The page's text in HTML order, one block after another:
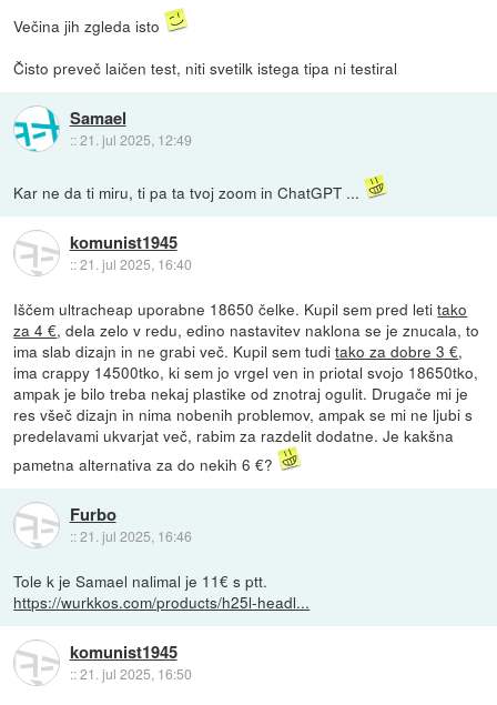
Večina jih zgleda isto
Čisto preveč laičen test, niti svetilk istega tipa ni testiral
Samael
::21. jul 2025, 12:49
Kar ne da ti miru, ti pa ta tvoj zoom in ChatGPT ...
komunist1945
::21. jul 2025, 16:40
Iščem ultracheap uporabne 18650 čelke. Kupil sem pred letitako
za 4 €, dela zelo v redu, edino nastavitev naklona se je znucala, to
ima slab dizajn in ne grabi več. Kupil sem tuditako za dobre 3 €,
ima crappy 14500tko, ki sem jo vrgel ven in priotal svojo 18650tko,
ampak je bilo treba nekaj plastike od znotraj ogulit. Drugače mi je
res všeč dizajn in nima nobenih problemov, ampak se mi ne ljubi s
predelavami ukvarjat več, rabim za razdelit dodatne. Je kakšna
pametna alternativa za do nekih 6 €?
Furbo
::21. jul 2025, 16:46
Tole k je Samael nalimal je 11€ s ptt.
https://wurkkos.com/products/h25l-headl...
komunist1945
::21. jul 2025, 16:50